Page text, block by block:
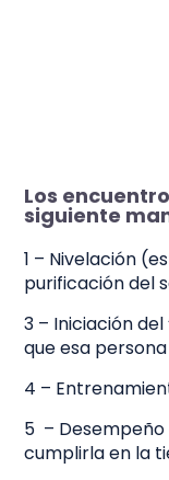
Los
siguiente
1 – Nivelación
purificación del
3 – Iniciación
que esa
4 –
5 – Desempeño
cumplirla en la